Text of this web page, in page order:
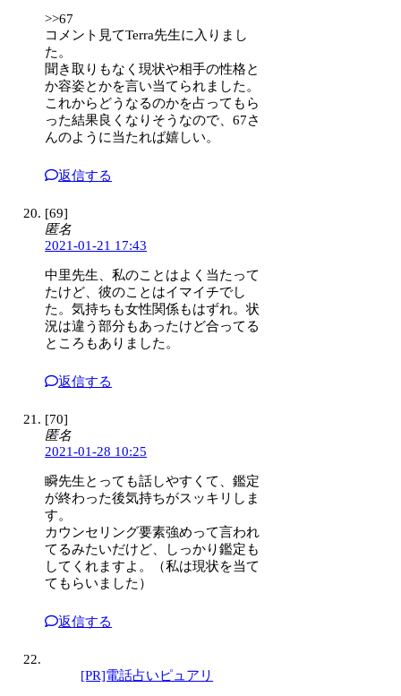
>>67
コメント見てTerra先生に入りまし
た。
聞き取りもなく現状や相手の性格と
か容姿とかを言い当てられました。
これからどうなるのかを占ってもら
った結果良くなりそうなので、67さ
んのように当たれば嬉しい。
返信する
[69]
匿名
2021-01-21 17:43
中里先生、私のことはよく当たって
たけど、彼のことはイマイチでし
た。気持ちも女性関係もはずれ。状
況は違う部分もあったけど合ってる
ところもありました。
返信する
[70]
匿名
2021-01-28 10:25
瞬先生とっても話しやすくて、鑑定
が終わった後気持ちがスッキリしま
す。
カウンセリング要素強めって言われ
てるみたいだけど、しっかり鑑定も
してくれますよ。（私は現状を当て
てもらいました）
返信する
[PR]電話占いピュアリ